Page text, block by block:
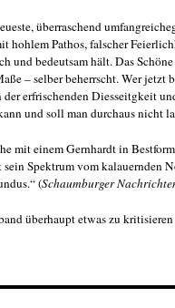
überraschend
hohlem Pathos, falscher
und bedeutsam hält. Das
– selber beherrscht. Wer jetzt
erfrischenden Diesseitgkeit
und soll man durchaus nicht
mit einem Gernhardt in
Spektrum vom kalauernden
(Schaumburger
überhaupt etwas zu